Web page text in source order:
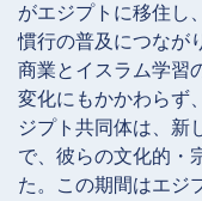
がエジプトに移住し
慣行の普及につなが
商業とイスラム学習
変化にもかかわらず
ジプト共同体は、新
で、彼らの文化的・
た。この期間はエジ